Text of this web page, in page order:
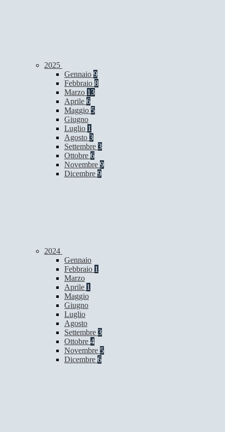
2025
Gennaio 9
Febbraio 8
Marzo 13
Aprile 6
Maggio 5
Giugno
Luglio 1
Agosto 3
Settembre 3
Ottobre 6
Novembre 9
Dicembre 9
2024
Gennaio
Febbraio 1
Marzo
Aprile 1
Maggio
Giugno
Luglio
Agosto
Settembre 3
Ottobre 4
Novembre 5
Dicembre 6